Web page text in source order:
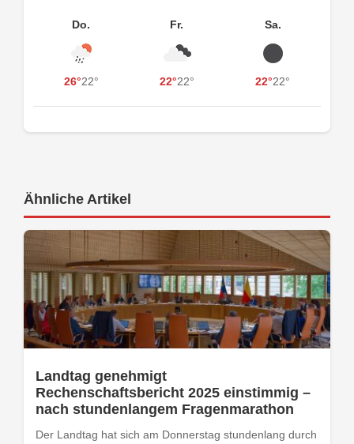
Do.
26°22°
Fr.
22°22°
Sa.
22°22°
Ähnliche Artikel
Landtag genehmigt
Rechenschaftsbericht 2025 einstimmig –
nach stundenlangem Fragenmarathon
Der Landtag hat sich am Donnerstag stundenlang durch